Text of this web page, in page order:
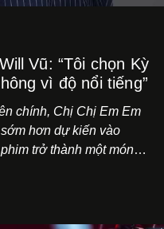
Vũ: “Tôi chọn Kỳ
vì độ nổi tiếng”
chính, Chị Chị Em Em
hơn dự kiến vào
trở thành một món